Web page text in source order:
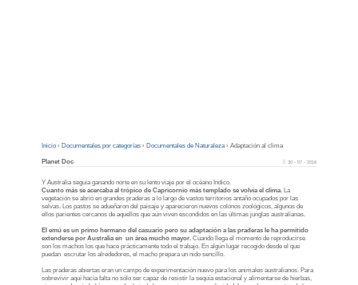
Inicio› Documentales por categorías› Documentales de Naturaleza›Adaptación al clima
Planet Doc 30 - 07 - 2016
Y Australia seguía ganando norte en su lento viaje por el océano Indico.
Cuanto más se acercaba al trópico de Capricornio más templado se volvía el clima. La
vegetación se abrió en grandes praderas a lo largo de vastos territorios antaño ocupados por las
selvas. Los pastos se adueñaron del paisaje y aparecieron nuevos colonos zoológicos, algunos de
ellos parientes cercanos de aquellos que aún viven escondidos en las últimas junglas australianas.
El emú es un primo hermano del casuario pero su adaptación a las praderas le ha permitido
extenderse por Australia en un área mucho mayor. Cuando llega el momento de reproducirse
son los machos los que hace prácticamente todo el trabajo. En algún lugar recogido desde el que
puedan escrutar los alrededores, el macho prepara un nido sencillo.
Las praderas abiertas eran un campo de experimentación nuevo para los animales australianos. Para
sobrevivir aquí hacía falta no sólo ser capaz de resistir la sequía estacional y alimentarse de hierbas,